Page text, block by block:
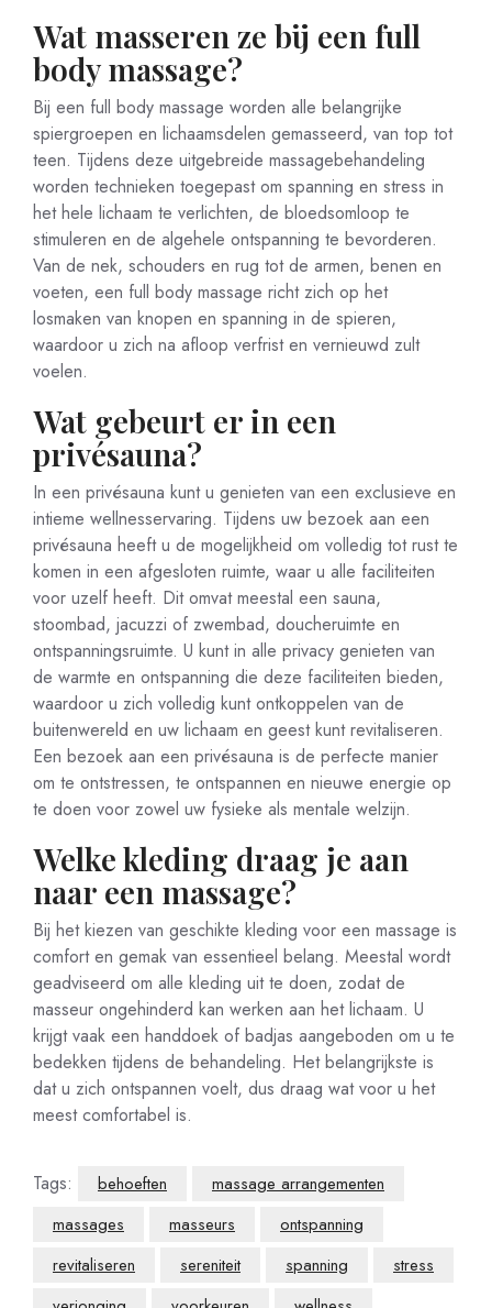
Wat masseren ze bij een full
body massage?
Bij een full body massage worden alle belangrijke
spiergroepen en lichaamsdelen gemasseerd, van top tot
teen. Tijdens deze uitgebreide massagebehandeling
worden technieken toegepast om spanning en stress in
het hele lichaam te verlichten, de bloedsomloop te
stimuleren en de algehele ontspanning te bevorderen.
Van de nek, schouders en rug tot de armen, benen en
voeten, een full body massage richt zich op het
losmaken van knopen en spanning in de spieren,
waardoor u zich na afloop verfrist en vernieuwd zult
voelen.
Wat gebeurt er in een
privésauna?
In een privésauna kunt u genieten van een exclusieve en
intieme wellnesservaring. Tijdens uw bezoek aan een
privésauna heeft u de mogelijkheid om volledig tot rust te
komen in een afgesloten ruimte, waar u alle faciliteiten
voor uzelf heeft. Dit omvat meestal een sauna,
stoombad, jacuzzi of zwembad, doucheruimte en
ontspanningsruimte. U kunt in alle privacy genieten van
de warmte en ontspanning die deze faciliteiten bieden,
waardoor u zich volledig kunt ontkoppelen van de
buitenwereld en uw lichaam en geest kunt revitaliseren.
Een bezoek aan een privésauna is de perfecte manier
om te ontstressen, te ontspannen en nieuwe energie op
te doen voor zowel uw fysieke als mentale welzijn.
Welke kleding draag je aan
naar een massage?
Bij het kiezen van geschikte kleding voor een massage is
comfort en gemak van essentieel belang. Meestal wordt
geadviseerd om alle kleding uit te doen, zodat de
masseur ongehinderd kan werken aan het lichaam. U
krijgt vaak een handdoek of badjas aangeboden om u te
bedekken tijdens de behandeling. Het belangrijkste is
dat u zich ontspannen voelt, dus draag wat voor u het
meest comfortabel is.
Tags: behoeften
massage arrangementen
massages
masseurs
ontspanning
revitaliseren
sereniteit spanning
stress